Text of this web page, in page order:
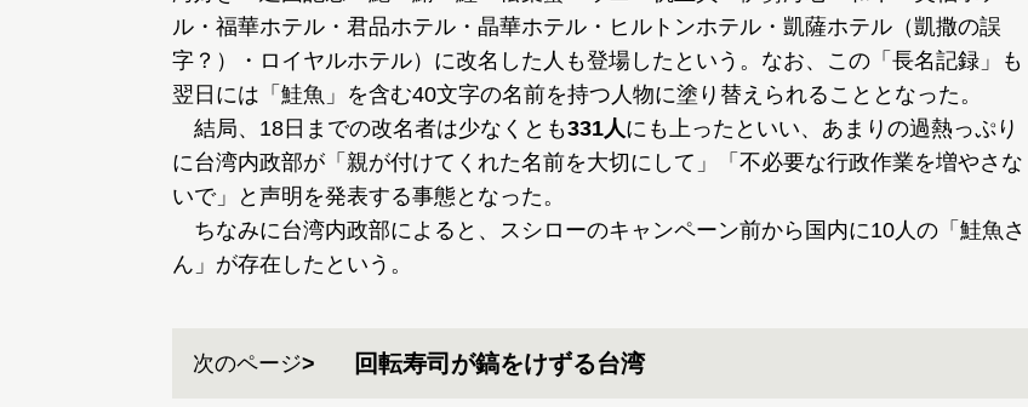
ル・福華ホテル・君品ホテル・晶華ホテル・ヒルトンホテル・凱薩ホテル（凱撒の誤
字？）・ロイヤルホテル）に改名した人も登場したという。なお、この「長名記録」も
翌日には「鮭魚」を含む40文字の名前を持つ人物に塗り替えられることとなった。
結局、18日までの改名者は少なくとも331人にも上ったといい、あまりの過熱っぷり
に台湾内政部が「親が付けてくれた名前を大切にして」「不必要な行政作業を増やさな
いで」と声明を発表する事態となった。
ちなみに台湾内政部によると、スシローのキャンペーン前から国内に10人の「鮭魚さ
ん」が存在したという。
次のページ 回転寿司が鎬をけずる台湾